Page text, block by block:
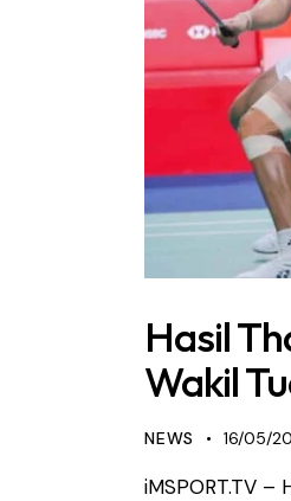
Hasil
Wakil
NEWS 16/05/
iMSPORT.TV –